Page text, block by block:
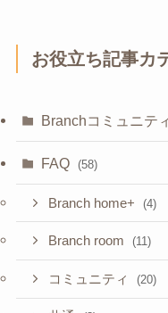
お役立ち記事カ
Branchコミュニテ
FAQ (58)
Branch home+ (4)
Branch room (11)
コミュニティ (20)